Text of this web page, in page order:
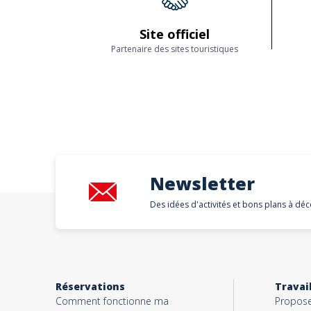
Site officiel
Partenaire des sites touristiques
Newsletter
Des idées d'activités et bons plans à
Réservations
Comment fonctionne ma